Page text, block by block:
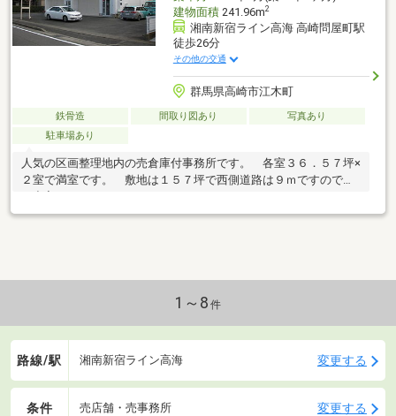
建物面積241.96m2
湘南新宿ライン高海 高崎問屋町駅
徒歩26分
その他の交通
群馬県高崎市江木町
鉄骨造 間取り図あり
写真あり
駐車場あり
人気の区画整理地内の売倉庫付事務所です。 各室３６．５７坪×
２室で満室です。 敷地は１５７坪で西側道路は９ｍですので車
1～8 件
路線/駅 湘南新宿ライン高海 変更する
条件 売店舗・売事務所 変更する